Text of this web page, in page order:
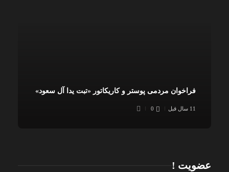
فراخوان مردمی پوستر و کاریکاتور «تبت یدا آل سعود»
11 سال قبل 0
عضویت !